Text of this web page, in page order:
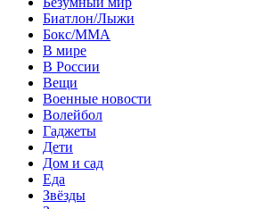
Биатлон/Лыжи
Бокс/MMA
В мире
В России
Вещи
Военные новости
Волейбол
Гаджеты
Дети
Дом и сад
Еда
Звёзды